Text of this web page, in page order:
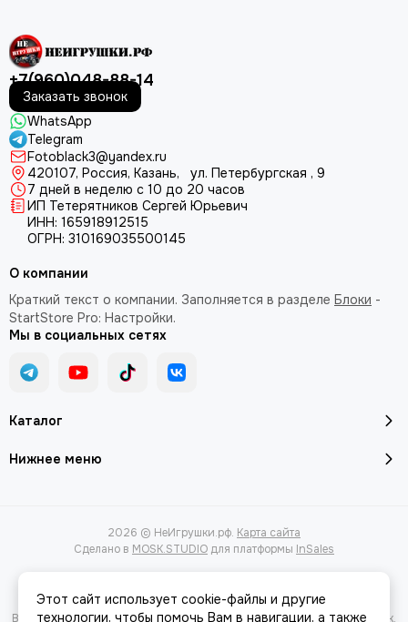
+7(960)048-88-14
Заказать звонок
WhatsApp
Telegram
Fotoblack3@yandex.ru
420107, Россия, Казань, ул. Петербургская , 9
7 дней в неделю с 10 до 20 часов
ИП Тетерятников Сергей Юрьевич
ИНН: 165918912515
ОГРН: 310169035500145
Каталог
Нижнее меню
О компании
Краткий текст о компании. Заполняется в разделе Блоки -
StartStore Pro: Настройки.
Мы в социальных сетях
2026 © НеИгрушки.рф. Карта сайта
Сделано в MOSK.STUDIO для платформы InSales
Вся представленная на сайте информация, касающаяся характеристик,
Этот сайт использует cookie-файлы и другие
технологии, чтобы помочь Вам в навигации, а также